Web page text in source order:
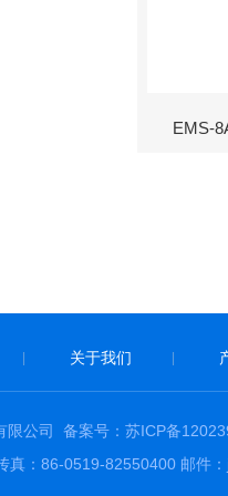
EMS-
关于我们
限公司 备案号：苏ICP备
真：86-0519-82550400 邮件